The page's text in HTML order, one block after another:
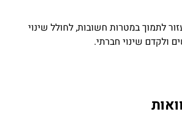
לתמוך במטרות חשובות, לחולל שינוי
ולקדם שינוי חברתי.